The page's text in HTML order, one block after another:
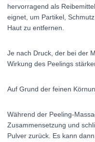
hervorragend als
eignet, um Partikel,
Haut zu entfernen.
Je nach Druck, der bei der
Wirkung des Peelings
Auf Grund der feinen
Während der Peeling-
Zusammensetzung und
Pulver zurück. Es kann